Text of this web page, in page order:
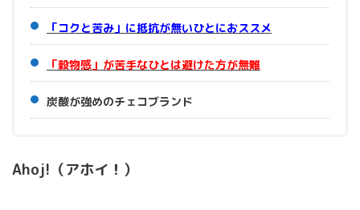
「コクと苦み」に抵抗が無いひとにおススメ
「穀物感」が苦手なひとは避けた方が無難
炭酸が強めのチェコブランド
Ahoj!（アホイ！）